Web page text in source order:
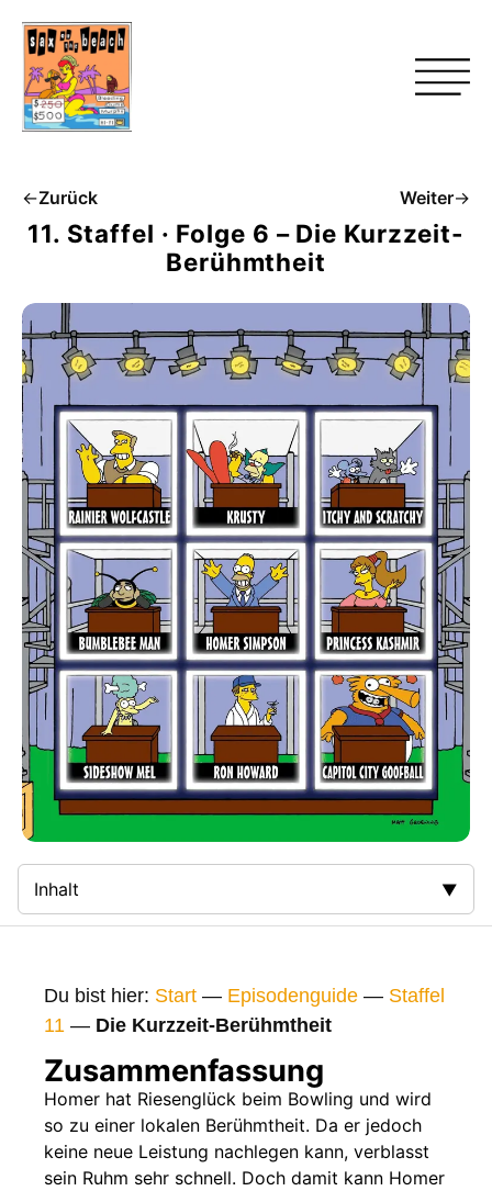
←Zurück Weiter→
11. Staffel · Folge 6 – Die Kurzzeit-
Berühmtheit
Inhalt
Gags
Gaststars
Fakten
Sendetermine
Nächste / Vorherige Folge
Du bist hier: Start — Episodenguide — Staffel
11 — Die Kurzzeit-Berühmtheit
Zusammenfassung
Homer hat Riesenglück beim Bowling und wird
so zu einer lokalen Berühmtheit. Da er jedoch
keine neue Leistung nachlegen kann, verblasst
sein Ruhm sehr schnell. Doch damit kann Homer